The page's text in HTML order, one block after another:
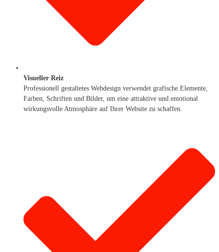
Visueller Reiz
Professionell gestaltetes Webdesign verwendet grafische Elemente,
Farben, Schriften und Bilder, um eine attraktive und emotional
wirkungsvolle Atmosphäre auf Ihrer Website zu schaffen.